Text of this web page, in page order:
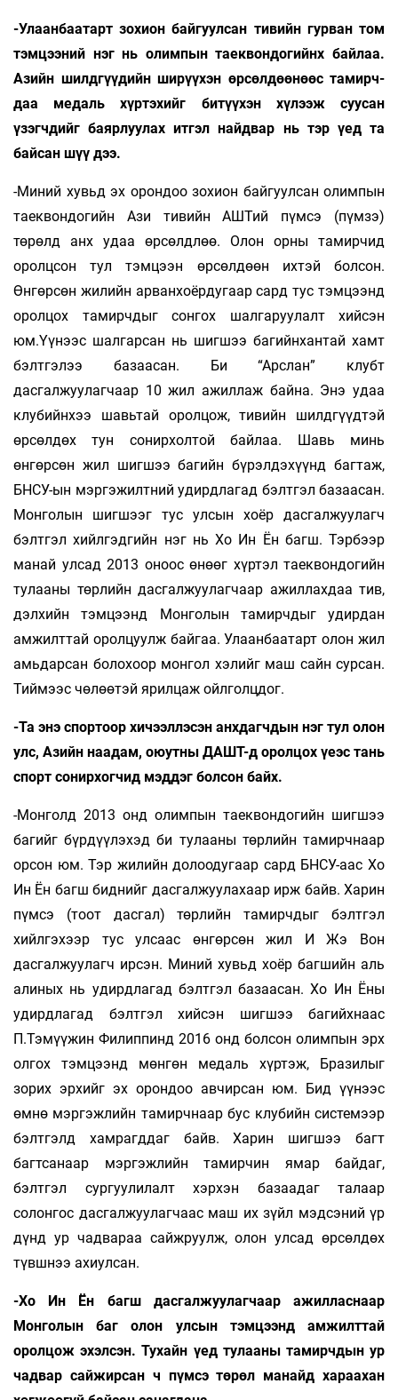
-Улаанбаатарт зохион байгуулсан ти­вийн гурван том
тэмцээний нэг нь олимпын таеквондогийнх байлаа.
Азийн шилдгүүдийн ширүүхэн өрсөлдөөнөөс тамирч­
даа медаль хүртэхийг би­түү­хэн хү­лээж суусан
үзэгчдийг баяр­луулах итгэл найд­вар нь тэр үед та
байсан шүү дээ.
-Миний хувьд эх орондоо зохион байгуулсан олимпын
таеквондогийн Ази тивийн АШТий пүмсэ (пүмзэ)
төрөлд анх удаа өрсөлдлөө. Олон орны тамирчид
оролцсон тул тэмцээн өрсөлдөөн ихтэй болсон.
Өнгөрсөн жилийн арванхоёрдугаар сард тус тэмцээнд
оролцох тамирчдыг сонгох шалгаруулалт хийсэн
юм.Үүнээс шалгарсан нь шигшээ багийнхантай хамт
бэлтгэлээ базаасан. Би “Арслан” клубт
дасгалжуулагчаар 10 жил ажиллаж байна. Энэ удаа
клубийнхээ шавьтай оролцож, тивийн шилдгүүдтэй
өрсөлдөх тун сонирхолтой байлаа. Шавь минь
өнгөрсөн жил шигшээ багийн бүрэлдэхүүнд багтаж,
БНСУ-ын мэргэжилтний удирдлагад бэлтгэл базаасан.
Монголын шигшээг тус улсын хоёр дасгалжуулагч
бэлтгэл хийлгэдгийн нэг нь Хо Ин Ён багш. Тэрбээр
манай улсад 2013 оноос өнөөг хүртэл таеквондогийн
тулааны төрлийн дасгалжуулагчаар ажиллахдаа тив,
дэлхийн тэмцээнд Монголын тамирчдыг удирдан
амжилттай оролцуулж байгаа. Улаанбаатарт олон жил
амьдарсан болохоор монгол хэлийг маш сайн сурсан.
Тиймээс чөлөөтэй ярилцаж ойлголцдог.
-Та энэ спортоор хичээллэсэн анхдагч­дын нэг тул олон
улс, Азийн наадам, оюутны ДАШТ-д оролцох үеэс тань
спорт сонирхогчид мэддэг болсон байх.
-Монголд 2013 онд олимпын таеквондогийн шигшээ
багийг бүрдүүлэхэд би тулааны төрлийн тамирчнаар
орсон юм. Тэр жилийн долоодугаар сард БНСУ-аас Хо
Ин Ён багш биднийг дасгалжуулахаар ирж байв. Харин
пүмcэ (тоот дасгал) төрлийн тамирчдыг бэлтгэл
хийлгэхээр тус улсаас өнгөрсөн жил И Жэ Вон
дасгалжуулагч ирсэн. Миний хувьд хоёр багшийн аль
алиных нь удирдлагад бэлтгэл базаасан. Хо Ин Ёны
удирдлагад бэлтгэл хийсэн шигшээ багийхнаас
П.Тэмүүжин Филиппинд 2016 онд болсон олимпын эрх
олгох тэмцээнд мөнгөн медаль хүртэж, Бразилыг
зорих эрхийг эх орондоо авчирсан юм. Бид үүнээс
өмнө мэргэжлийн тамирчнаар бус клубийн системээр
бэлтгэлд хамрагддаг байв. Харин шигшээ багт
багтсанаар мэргэжлийн тамирчин ямар байдаг,
бэлтгэл сургуулилалт хэрхэн базаадаг талаар
солонгос дасгалжуулагчаас маш их зүйл мэдсэний үр
дүнд ур чадвараа сайжруулж, олон улсад өрсөлдөх
түвшнээ ахиулсан.
-Хо Ин Ён багш дасгалжуулагчаар ажилласнаар
Монголын баг олон улсын тэм­цээнд амжилттай
оролцож эхэлсэн. Тухайн үед тулааны тамирчдын ур
чадвар сайжирсан ч пүмсэ төрөл манайд хараахан